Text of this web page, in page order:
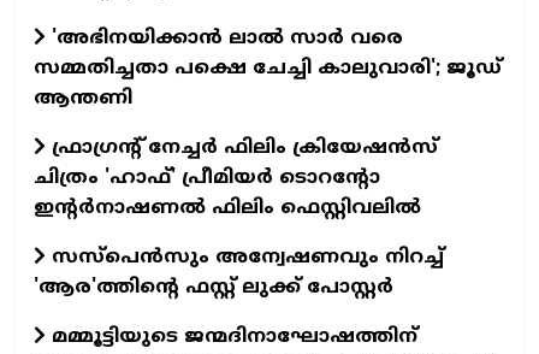
'അഭിനയിക്കാന്‍ ലാല്‍ സാര്‍ വരെ
സമ്മതിച്ചതാ പക്ഷെ ചേച്ചി കാലുവാരി'; ജൂഡ്
ആന്തണി
ഫ്രാഗ്രന്റ് നേച്ചര്‍ ഫിലിം ക്രിയേഷന്‍സ്
ചിത്രം 'ഹാഫ്' പ്രീമിയര്‍ ടൊറന്റോ
ഇന്റര്‍നാഷണല്‍ ഫിലിം ഫെസ്റ്റിവലില്‍
സസ്പെന്‍സും അന്വേഷണവും നിറച്ച്
'ആര'ത്തിന്റെ ഫസ്റ്റ് ലുക്ക് പോസ്റ്റര്‍
മമ്മൂട്ടിയുടെ ജന്മദിനാഘോഷത്തിന്